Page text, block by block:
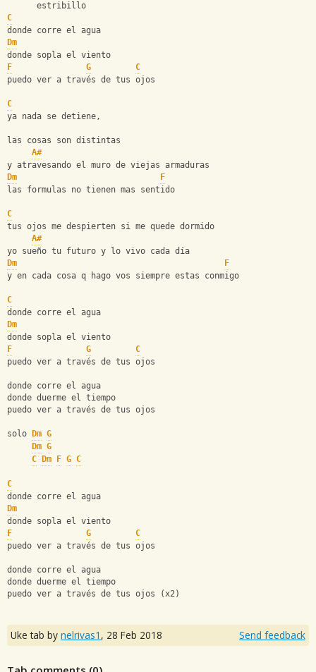
      estribillo
C
donde corre el agua
Dm
donde sopla el viento
F
G
C
puedo ver a través de tus ojos
C
ya nada se detiene,
las cosas son distintas
A#
y atravesando el muro de viejas armaduras
Dm
F
las formulas no tienen mas sentido
C
tus ojos me despierten si me quede dormido
A#
yo sueño tu futuro y lo vivo cada día
Dm
F
y en cada cosa q hago vos siempre estas conmigo
C
donde corre el agua
Dm
donde sopla el viento
F
G
C
puedo ver a través de tus ojos
donde corre el agua
donde duerme el tiempo
puedo ver a través de tus ojos
solo Dm G
Dm G
C
Dm F G C
C
donde corre el agua
Dm
donde sopla el viento
F
G
C
puedo ver a través de tus ojos
donde corre el agua
donde duerme el tiempo
puedo ver a través de tus ojos (x2)
Uke tab by nelrivas1 , 28 Feb 2018 Send feedback